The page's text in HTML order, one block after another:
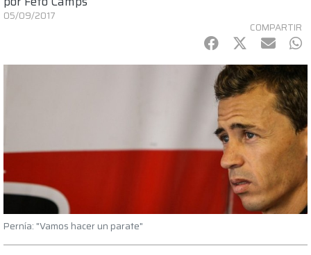
05/09/2017
COMPARTIR
Facebook
Twitter
mail
Pernía: "Vamos hacer un parate"